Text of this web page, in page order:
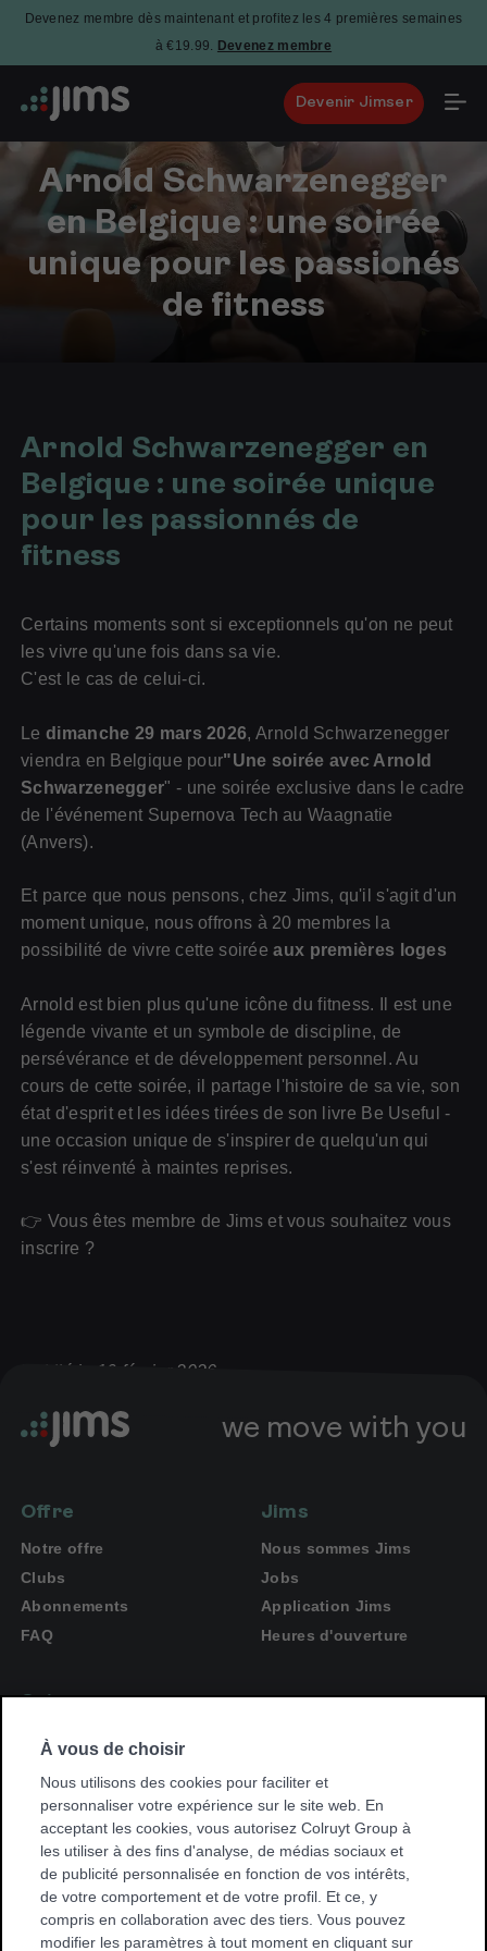
Devenez membre dès maintenant et profitez les 4 premières semaines
à €19.99. Devenez membre
Devenir Jimser
Arnold Schwarzenegger
en Belgique : une soirée
unique pour les passionés
de fitness
Arnold Schwarzenegger en
Belgique : une soirée unique
pour les passionnés de
fitness
Certains moments sont si exceptionnels qu'on ne peut
les vivre qu'une fois dans sa vie.
C'est le cas de celui-ci.
Ledimanche 29 mars 2026, Arnold Schwarzenegger
viendra en Belgique pour"Une soirée avec Arnold
Schwarzenegger" - une soirée exclusive dans le cadre
de l'événement Supernova Tech au Waagnatie
(Anvers).
Et parce que nous pensons, chez Jims, qu'il s'agit d'un
moment unique, nous offrons à 20 membres la
possibilité de vivre cette soiréeaux premières loges
Arnold est bien plus qu'une icône du fitness. Il est une
légende vivante et un symbole de discipline, de
persévérance et de développement personnel. Au
cours de cette soirée, il partage l'histoire de sa vie, son
état d'esprit et les idées tirées de son livre Be Useful -
une occasion unique de s'inspirer de quelqu'un qui
s'est réinventé à maintes reprises.
👉 Vous êtes membre de Jims et vous souhaitez vous
inscrire ?
Publié le 10 février 2026
we move with you
Offre
Notre offre
Clubs
Abonnements
FAQ
Jims
Nous sommes Jims
Jobs
Application Jims
Heures d'ouverture
Suivez-nous
nous
nous
Trouvez une salle de sport près de chez vous
Trouvez
une
Pour les sportifs
Jims pour les entreprises
À vous de choisir
Nous utilisons des cookies pour faciliter et
personnaliser votre expérience sur le site web. En
acceptant les cookies, vous autorisez Colruyt Group à
les utiliser à des fins d'analyse, de médias sociaux et
de publicité personnalisée en fonction de vos intérêts,
de votre comportement et de votre profil. Et ce, y
compris en collaboration avec des tiers. Vous pouvez
modifier les paramètres à tout moment en cliquant sur